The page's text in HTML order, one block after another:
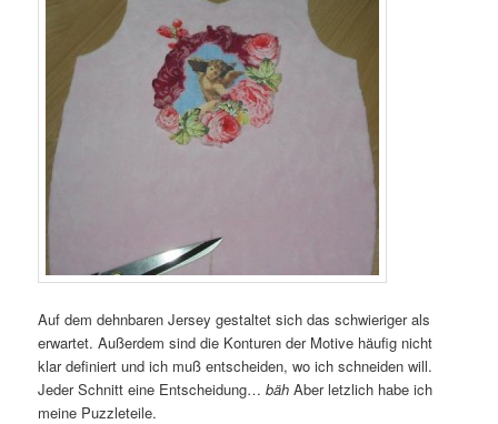
Auf dem dehnbaren Jersey gestaltet sich das schwieriger als
erwartet. Außerdem sind die Konturen der Motive häufig nicht
klar definiert und ich muß entscheiden, wo ich schneiden will.
Jeder Schnitt eine Entscheidung…bäh Aber letzlich habe ich
meine Puzzleteile.